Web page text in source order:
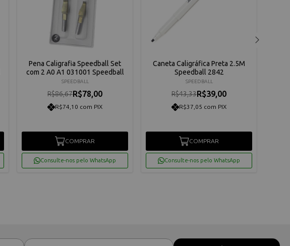
Pena Caligrafia Speedball Set
com 2 A0 A1 031001 Speedball
SPEEDBALL
R$86,67R$78,00
R$74,10 com PIX
COMPRAR
Consulte-nos pelo WhatsApp
Caneta Caligráfica Preta 2.5M
Speedball 2842
SPEEDBALL
R$43,33R$39,00
R$37,05 com PIX
COMPRAR
Consulte-nos pelo WhatsApp